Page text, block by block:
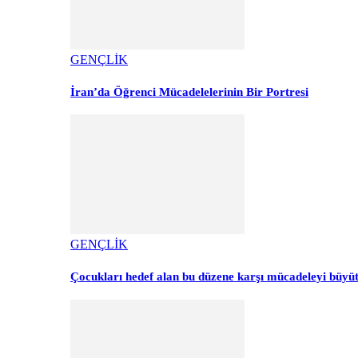
GENÇLİK
İran’da Öğrenci Mücadelelerinin Bir Portresi
GENÇLİK
Çocukları hedef alan bu düzene karşı mücadeleyi